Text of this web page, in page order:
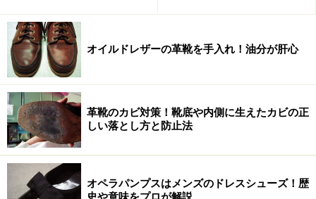
ただこの白いレザーシューズ、その「白さ」ゆえ
けでなく黄ばみなどの変色が目立ってしまう
ところです。今回はこの種の靴のケアについて考えてみ
たいと思いますが、その前に、靴のアッパーに「色」を
付けるものについて簡単に解説しておきましょう。
黒や茶に限らず、紺や緑それに今回採り上げる白まで今
オイルドレザーの革靴を手入れ！油分が肝心
革靴のカビ対策！靴底や内側に生えたカビの正
しい落とし方と防止法
オペラパンプスはメンズのドレスシューズ！歴